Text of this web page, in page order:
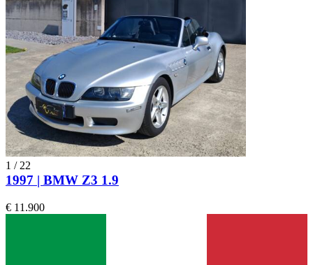
1 /22
1997 | BMW Z3 1.9
€ 11.900